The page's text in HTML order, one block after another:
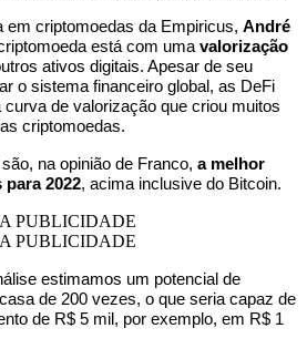
em criptomoedas da Empiricus, André
está com uma valorização
ativos digitais. Apesar de seu
o sistema financeiro global, as DeFi
de valorização que criou muitos
criptomoedas.
na opinião de Franco, a melhor
2022, acima inclusive do Bitcoin.
PUBLICIDADE
PUBLICIDADE
estimamos um potencial de
de 200 vezes, o que seria capaz de
de R$ 5 mil, por exemplo, em R$ 1